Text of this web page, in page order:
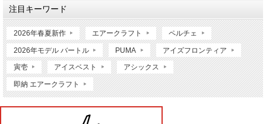
注目キーワード
2026年春夏新作 エアークラフト ペルチェ
2026年モデル バートル PUMA アイズフロンティア
寅壱 アイスベスト アシックス
即納 エアークラフト